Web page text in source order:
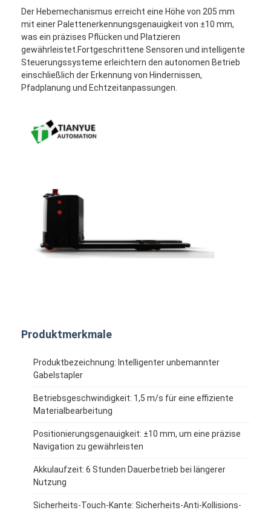
Fabrik Tour
Qualitätskontrolle
Kontakt
Nachrichten
blog
Automatisch geführtes Fahrzeug für AGV
Intelligenter unbemannter Gabelstapler
Komponenten für AGV-Mechanum-Radantrieb
Antrieb der AGV-Radmontage
Lagerung AGV-Aufzugsmechanismus
Automatisierte Nichtstandardgeräte
Der Hebemechanismus erreicht eine Höhe von 205 mm
mit einer Palettenerkennungsgenauigkeit von ±10 mm,
was ein präzises Pflücken und Platzieren
gewährleistet.Fortgeschrittene Sensoren und intelligente
Steuerungssysteme erleichtern den autonomen Betrieb
einschließlich der Erkennung von Hindernissen,
Pfadplanung und Echtzeitanpassungen.
Produktmerkmale
Produktbezeichnung: Intelligenter unbemannter
Gabelstapler
Betriebsgeschwindigkeit: 1,5 m/s für eine effiziente
Materialbearbeitung
Positionierungsgenauigkeit: ±10 mm, um eine präzise
Navigation zu gewährleisten
Akkulaufzeit: 6 Stunden Dauerbetrieb bei längerer
Nutzung
Sicherheits-Touch-Kante: Sicherheits-Anti-Kollisions-